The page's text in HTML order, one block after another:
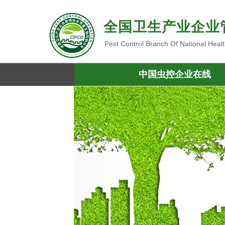
全国卫生产业企
Pest Control Branch Of National
中国虫控企业在线